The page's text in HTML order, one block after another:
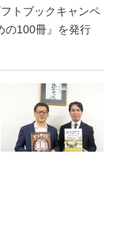
トブックキャンペ
の100冊』を発行